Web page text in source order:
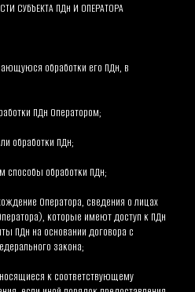
СУБЪЕКТА ПДн И ОПЕРАТОРА
обработки его ПДн, в
ПДн Оператором;
обработки ПДн;
способы обработки ПДн;
Оператора, сведения о лицах
которые имеют доступ к ПДн
ПДн на основании договора с
закона;
к соответствующему